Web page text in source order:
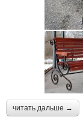
читать дальше →